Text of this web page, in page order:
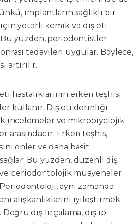
implantların sağlıklı bir
yeterli kemik ve diş eti
yüzden, periodontistler
tedavileri uygular. Böylece,
artırılır.
hastalıklarının erken teşhisi
kullanır. Diş eti derinliği
incelemeler ve mikrobiyolojik
arasındadır. Erken teşhis,
önler ve daha basit
Bu yüzden, düzenli diş
periodontolojik muayeneler
aynı zamanda
alışkanlıklarını iyileştirmek
diş fırçalama, diş ipi